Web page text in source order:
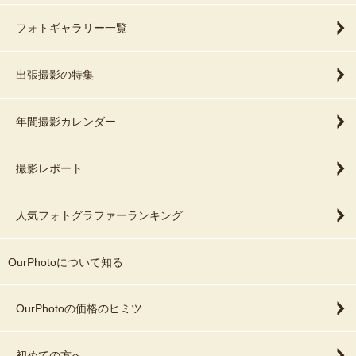
フォトギャラリー一覧
出張撮影の特集
年間撮影カレンダー
撮影レポート
人気フォトグラファーランキング
OurPhotoについて知る
OurPhotoの価格のヒミツ